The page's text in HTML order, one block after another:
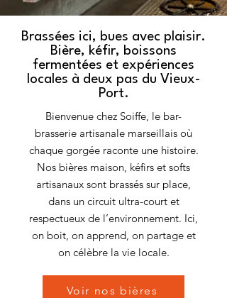
Brassées ici, bues avec plaisir.
Bière, kéfir, boissons
fermentées et expériences
locales à deux pas du Vieux-
Port.
Bienvenue chez Soiffe, le bar-
brasserie artisanale marseillais où
chaque gorgée raconte une histoire.
Nos bières maison, kéfirs et softs
artisanaux sont brassés sur place,
dans un circuit ultra-court et
respectueux de l’environnement. Ici,
on boit, on apprend, on partage et
on célèbre la vie locale.
Voir nos bières